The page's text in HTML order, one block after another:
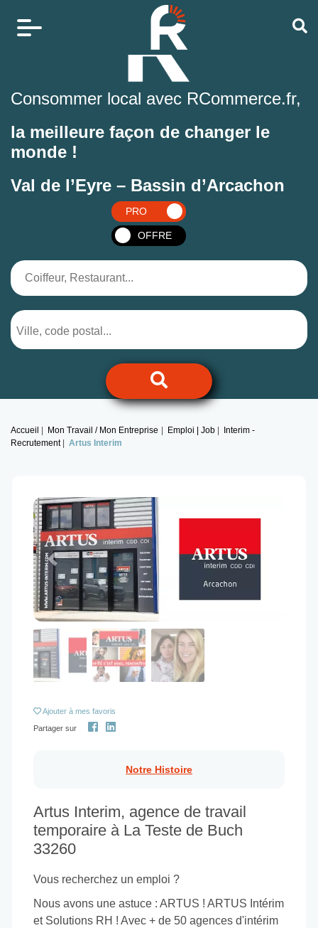
Consommer local avec RCommerce.fr,
la meilleure façon de changer le
monde !
Val de l’Eyre – Bassin d’Arcachon
PRO
OFFRE
Accueil Mon Travail / Mon Entreprise Emploi | Job
Interim -
Recrutement
Artus Interim
Previous
Ajouter à mes favoris
Partager sur
Notre Histoire
Artus Interim, agence de travail
temporaire à La Teste de Buch
33260
Vous recherchez un emploi ?
Nous avons une astuce : ARTUS ! ARTUS Intérim
et Solutions RH ! Avec + de 50 agences d'intérim